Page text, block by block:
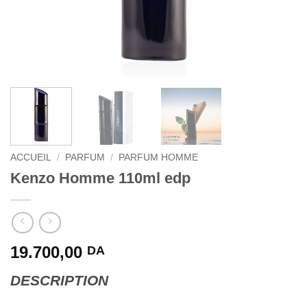
ACCUEIL / PARFUM / PARFUM HOMME
Kenzo Homme 110ml edp
19.700,00 DA
DESCRIPTION